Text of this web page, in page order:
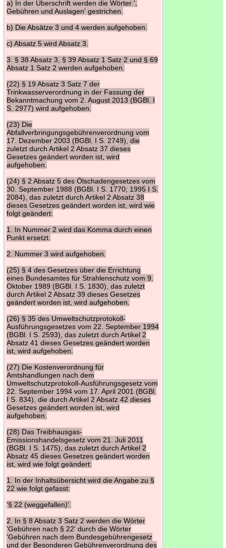
a) In der Überschrift werden die Wörter ',
Gebühren und Auslagen' gestrichen.
b) Die Absätze 3 und 4 werden aufgehoben.
c) Absatz 5 wird Absatz 3.
3. § 38 Absatz 3, § 39 Absatz 1 Satz 2 und § 69
Absatz 1 Satz 2 werden aufgehoben.
(22) § 19 Absatz 3 Satz 7 der
Trinkwasserverordnung in der Fassung der
Bekanntmachung vom 2. August 2013 (BGBl. I
S. 2977) wird aufgehoben.
(23) Die
Abfallverbringungsgebührenverordnung vom
17. Dezember 2003 (BGBl. I S. 2749), die
zuletzt durch Artikel 2 Absatz 37 dieses
Gesetzes geändert worden ist, wird
aufgehoben.
(24) § 2 Absatz 5 des Ölschadengesetzes vom
30. September 1988 (BGBl. I S. 1770; 1995 I S.
2084), das zuletzt durch Artikel 2 Absatz 38
dieses Gesetzes geändert worden ist, wird wie
folgt geändert:
1. In Nummer 2 wird das Komma durch einen
Punkt ersetzt.
2. Nummer 3 wird aufgehoben.
(25) § 4 des Gesetzes über die Errichtung
eines Bundesamtes für Strahlenschutz vom 9.
Oktober 1989 (BGBl. I S. 1830), das zuletzt
durch Artikel 2 Absatz 39 dieses Gesetzes
geändert worden ist, wird aufgehoben.
(26) § 35 des Umweltschutzprotokoll-
Ausführungsgesetzes vom 22. September 1994
(BGBl. I S. 2593), das zuletzt durch Artikel 2
Absatz 41 dieses Gesetzes geändert worden
ist, wird aufgehoben.
(27) Die Kostenverordnung für
Amtshandlungen nach dem
Umweltschutzprotokoll-Ausführungsgesetz vom
22. September 1994 vom 17. April 2001 (BGBl.
I S. 834), die durch Artikel 2 Absatz 42 dieses
Gesetzes geändert worden ist, wird
aufgehoben.
(28) Das Treibhausgas-
Emissionshandelsgesetz vom 21. Juli 2011
(BGBl. I S. 1475), das zuletzt durch Artikel 2
Absatz 45 dieses Gesetzes geändert worden
ist, wird wie folgt geändert:
1. In der Inhaltsübersicht wird die Angabe zu §
22 wie folgt gefasst:
'§ 22 (weggefallen)'.
2. In § 8 Absatz 3 Satz 2 werden die Wörter
'Gebühren nach § 22' durch die Wörter
'Gebühren nach dem Bundesgebührengesetz
und der Besonderen Gebührenverordnung des